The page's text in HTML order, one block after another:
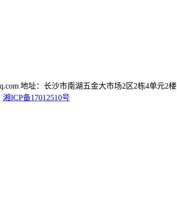
地址：长沙市南湖五金大市场2区2栋4单元2楼
湘ICP备17012510号